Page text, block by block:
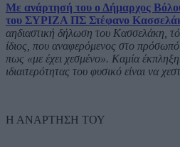
Με ανάρτησή του ο Δήμαρχος
του ΣΥΡΙΖΑ ΠΣ Στέφανο
αηδιαστική δήλωση του Κασσελάκη,
ίδιος, που αναφερόμενος στο πρόσωπό
πως «με έχει χεσμένο». Καμία
ιδιαιτερότητας του φυσικό είναι να
Η ΑΝΑΡΤΗΣΗ ΤΟΥ